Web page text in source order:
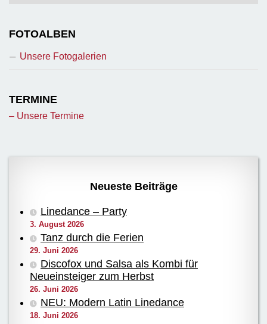
FOTOALBEN
Unsere Fotogalerien
TERMINE
– Unsere Termine
Neueste Beiträge
Linedance – Party
3. August 2026
Tanz durch die Ferien
29. Juni 2026
Discofox und Salsa als Kombi für
Neueinsteiger zum Herbst
26. Juni 2026
NEU: Modern Latin Linedance
18. Juni 2026